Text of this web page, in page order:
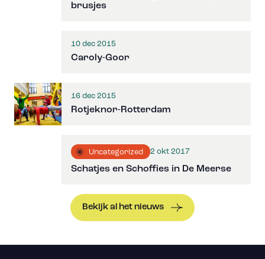
brusjes
10 dec 2015
Caroly-Goor
16 dec 2015
Rotjeknor-Rotterdam
Uncategorized 2 okt 2017
Schatjes en Schoffies in De Meerse
Bekijk al het nieuws